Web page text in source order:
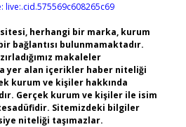
live:.cid.575569c608265c69
herhangi bir marka, kurum
bağlantısı bulunmamaktadır.
makaleler
yer alan içerikler haber niteliği
kurum ve kişiler hakkında
Gerçek kurum ve kişiler ile isim
Sitemizdeki bilgiler
niteliği taşımazlar.